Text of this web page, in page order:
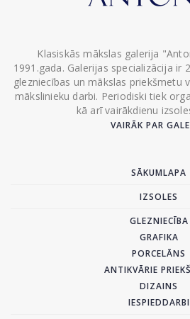
Klasiskās mākslas galerija
1991.gada. Galerijas specializācija ir
glezniecības un mākslas priekšmetu
mākslinieku darbi. Periodiski tiek
kā arī vairākdienu
VAIRĀK PAR
SĀKUMLAPA
IZSOLES
GLEZNIECĪBA
GRAFIKA
PORCELĀNS
ANTIKVĀRIE
DIZAINS
IESPIEDDARBI